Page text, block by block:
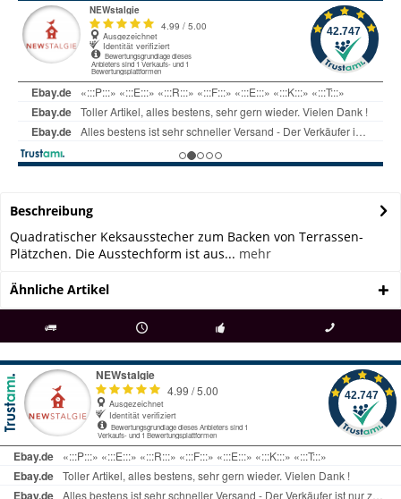
Beschreibung
Quadratischer Keksausstecher zum Backen von Terrassen-
Plätzchen. Die Ausstechform ist aus... mehr
Ähnliche Artikel
ab € 69 Bestellwert seit 98 Jahren Fachgeschäft + telefonisch erreichbar
09497 1511